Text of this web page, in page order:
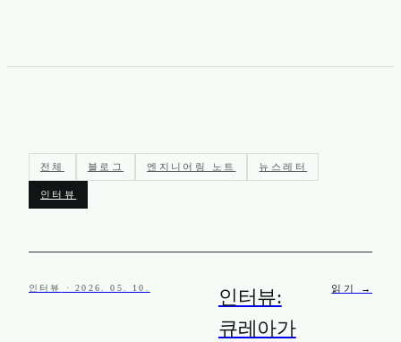
전체 블로그 엔지니어링 노트 뉴스레터
인터뷰
인터뷰 · 2026. 05. 10.
인터뷰:
큐레아가
읽기 →